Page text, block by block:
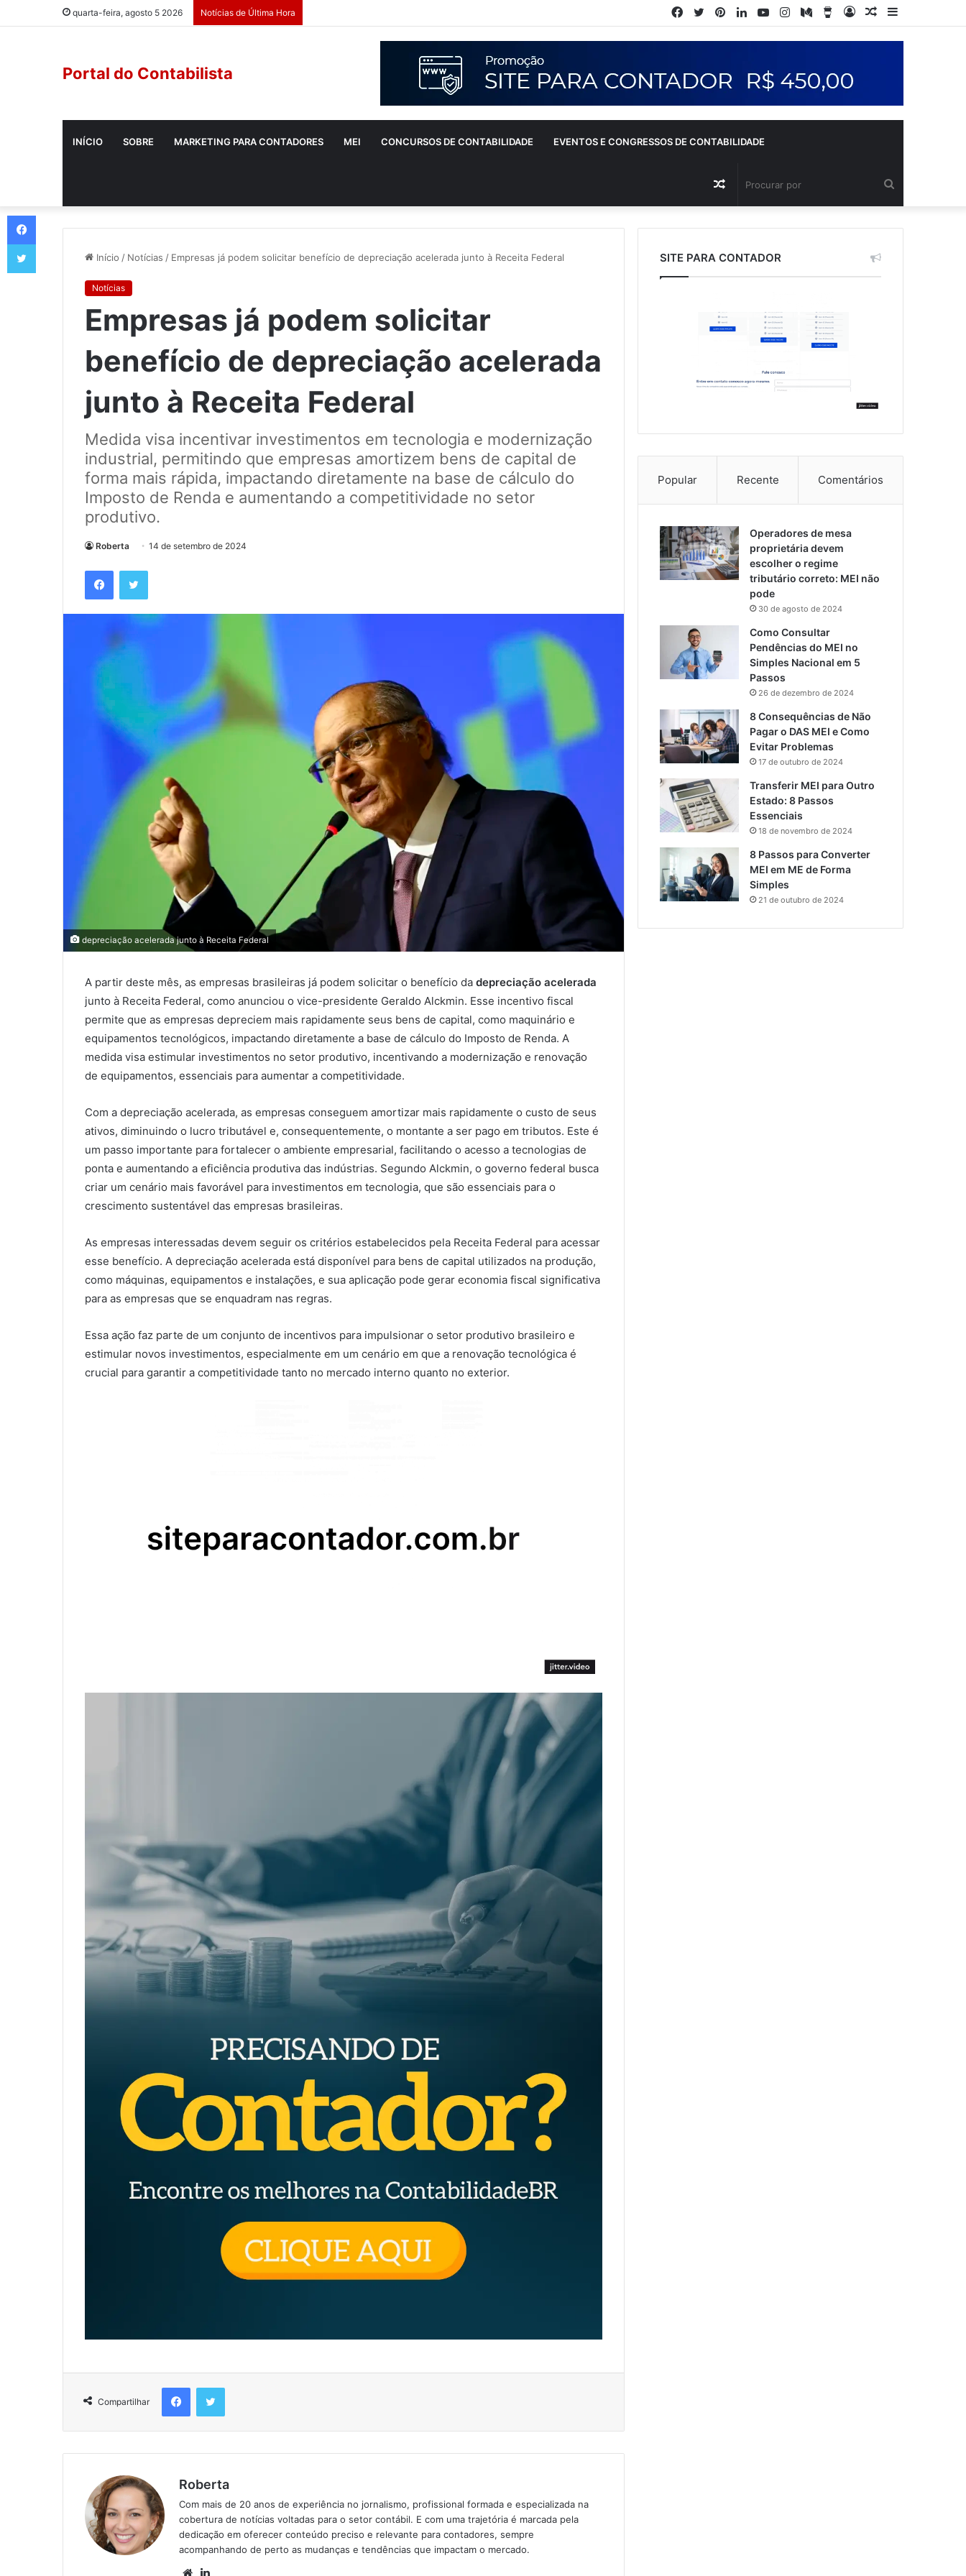
quarta-feira, agosto 5 2026 Notícias de Última Hora
Portal do Contabilista
INÍCIO SOBRE MARKETING PARA CONTADORES MEI CONCURSOS DE CONTABILIDADE EVENTOS E CONGRESSOS DE CONTABILIDADE
Início / Notícias / Empresas já podem solicitar benefício de depreciação acelerada junto à Receita Federal
Notícias
Empresas já podem solicitar
benefício de depreciação acelerada
junto à Receita Federal
Medida visa incentivar investimentos em tecnologia e modernização
industrial, permitindo que empresas amortizem bens de capital de
forma mais rápida, impactando diretamente na base de cálculo do
Imposto de Renda e aumentando a competitividade no setor
produtivo.
Roberta 14 de setembro de 2024
depreciação acelerada junto à Receita Federal
A partir deste mês, as empresas brasileiras já podem solicitar o benefício da depreciação acelerada
junto à Receita Federal, como anunciou o vice-presidente Geraldo Alckmin. Esse incentivo fiscal
permite que as empresas depreciem mais rapidamente seus bens de capital, como maquinário e
equipamentos tecnológicos, impactando diretamente a base de cálculo do Imposto de Renda. A
medida visa estimular investimentos no setor produtivo, incentivando a modernização e renovação
de equipamentos, essenciais para aumentar a competitividade.
Com a depreciação acelerada, as empresas conseguem amortizar mais rapidamente o custo de seus
ativos, diminuindo o lucro tributável e, consequentemente, o montante a ser pago em tributos. Este é
um passo importante para fortalecer o ambiente empresarial, facilitando o acesso a tecnologias de
ponta e aumentando a eficiência produtiva das indústrias. Segundo Alckmin, o governo federal busca
criar um cenário mais favorável para investimentos em tecnologia, que são essenciais para o
crescimento sustentável das empresas brasileiras.
As empresas interessadas devem seguir os critérios estabelecidos pela Receita Federal para acessar
esse benefício. A depreciação acelerada está disponível para bens de capital utilizados na produção,
como máquinas, equipamentos e instalações, e sua aplicação pode gerar economia fiscal significativa
para as empresas que se enquadram nas regras.
Essa ação faz parte de um conjunto de incentivos para impulsionar o setor produtivo brasileiro e
estimular novos investimentos, especialmente em um cenário em que a renovação tecnológica é
crucial para garantir a competitividade tanto no mercado interno quanto no exterior.
Compartilhar
Roberta
Com mais de 20 anos de experiência no jornalismo, profissional formada e especializada na
cobertura de notícias voltadas para o setor contábil. E com uma trajetória é marcada pela
dedicação em oferecer conteúdo preciso e relevante para contadores, sempre
acompanhando de perto as mudanças e tendências que impactam o mercado.
SITE PARA CONTADOR
Popular Recente Comentários
Operadores de mesa
proprietária devem
escolher o regime
tributário correto: MEI não
pode
30 de agosto de 2024
Como Consultar
Pendências do MEI no
Simples Nacional em 5
Passos
26 de dezembro de 2024
8 Consequências de Não
Pagar o DAS MEI e Como
Evitar Problemas
17 de outubro de 2024
Transferir MEI para Outro
Estado: 8 Passos
Essenciais
18 de novembro de 2024
8 Passos para Converter
MEI em ME de Forma
Simples
21 de outubro de 2024